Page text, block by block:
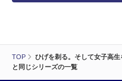
TOP
ひげを剃る。そして女子高
と同じシリーズの一覧